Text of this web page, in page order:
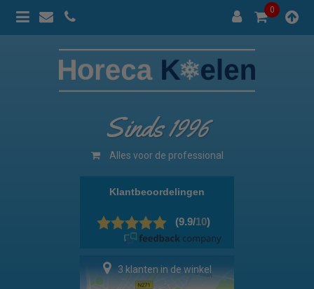
0
Sinds 1996
Alles voor de professional
3 klanten in de winkel